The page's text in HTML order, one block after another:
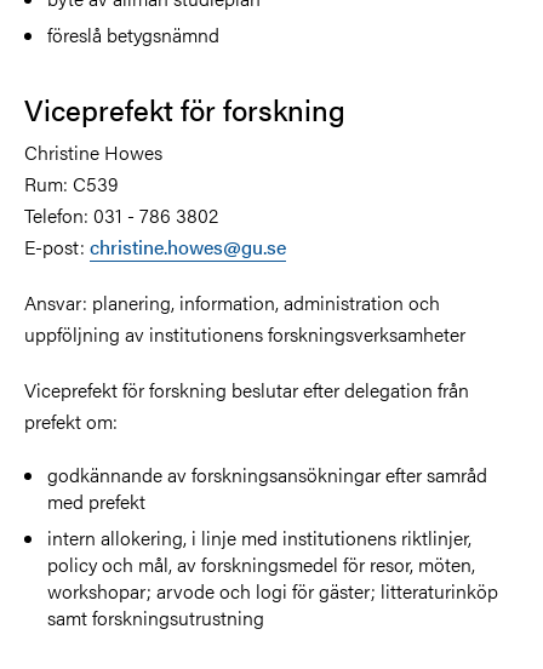
föreslå betygsnämnd
Viceprefekt för forskning
Christine Howes
Rum: C539
Telefon: 031 - 786 3802
E-post: christine.howes@gu.se
Ansvar: planering, information, administration och
uppföljning av institutionens forskningsverksamheter
Viceprefekt för forskning beslutar efter delegation från
prefekt om:
godkännande av forskningsansökningar efter samråd
med prefekt
intern allokering, i linje med institutionens riktlinjer,
policy och mål, av forskningsmedel för resor, möten,
workshopar; arvode och logi för gäster; litteraturinköp
samt forskningsutrustning